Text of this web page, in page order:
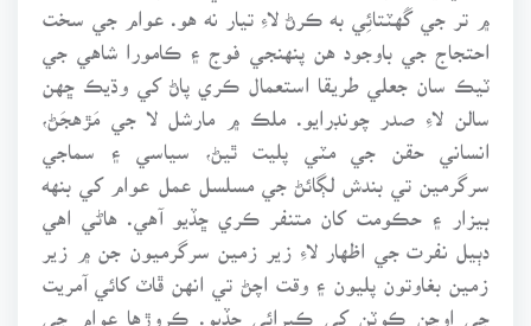
۾ تر جي گَهٽتائِي به ڪرڻ لاءِ تيار نه هو. عوام جي سخت
احتجاج جي باوجود هن پنهنجي فوج ۽ ڪامورا شاهي جي
ٽيڪ سان جعلي طريقا استعمال ڪري پاڻ کي وڌيڪ ڇهن
سالن لاءِ صدر چونڊرايو. ملڪ ۾ مارشل لا جي مَڙهجَڻ،
انساني حقن جي مٽي پليت ٿيڻ، سياسي ۽ سماجي
سرگرمين تي بندش لڳائڻ جي مسلسل عمل عوام کي بنهه
بيزار ۽ حڪومت کان متنفر ڪري ڇڏيو آهي. هاڻي اهي
دٻيل نفرت جي اظهار لاءِ زير زمين سرگرميون جن ۾ زير
زمين بغاوتون پليون ۽ وقت اچڻ تي انهن ڦاٽ کائي آمريت
جي اوچن ڪوٽن کي ڪيرائي ڇڏيو. ڪروڙها عوام جي